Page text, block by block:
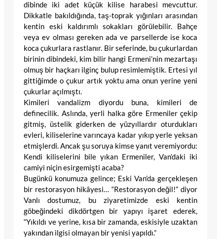
dibinde iki adet küçük kilise harabesi mevcuttur.
Dikkatle bakıldığında, taş-toprak yığınları arasından
kentin eski kaldırımlı sokakları görülebilir. Bahçe
veya ev olması gereken ada ve parsellerde ise koca
koca çukurlara rastlanır. Bir seferinde, bu çukurlardan
birinin dibindeki, kim bilir hangi Ermeni’nin mezartaşı
olmuş bir haçkarı ilginç bulup resimlemiştik. Ertesi yıl
gittiğimde o çukur artık yoktu ama onun yerine yeni
çukurlar açılmıştı.
Kimileri vandalizm diyordu buna, kimileri de
definecilik. Aslında, yerli halka göre Ermeniler çekip
gitmiş, üstelik giderken de yüzyıllardır oturdukları
evleri, kiliselerine varıncaya kadar yıkıp yerle yeksan
etmişlerdi. Ancak şu soruya kimse yanıt veremiyordu:
Kendi kiliselerini bile yıkan Ermeniler, Van’daki iki
camiyi niçin esirgemişti acaba?
Bugünkü konumuza gelince; Eski Van’da gerçekleşen
bir restorasyon hikâyesi… “Restorasyon değil!” diyor
Vanlı dostumuz, bu ziyaretimizde eski kentin
göbeğindeki dikdörtgen bir yapıyı işaret ederek,
“Yıkıldı ve yerine, kısa bir zamanda, eskisiyle uzaktan
yakından ilgisi olmayan bir yenisi yapıldı.”